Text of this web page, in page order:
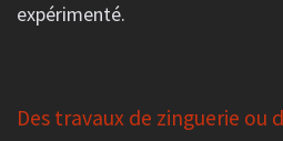
expérimenté.
Des travaux de zinguerie ou